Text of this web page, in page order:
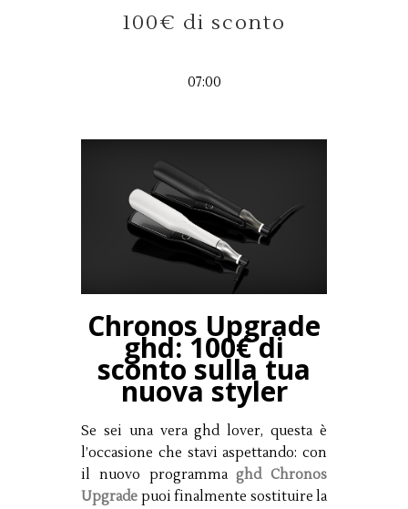
100€ di sconto
07:00
Chronos Upgrade
ghd: 100€ di
sconto sulla tua
nuova styler
Se sei una vera ghd lover, questa è
l’occasione che stavi aspettando: con
il nuovo programmaghd Chronos
Upgrade puoi finalmente sostituire la